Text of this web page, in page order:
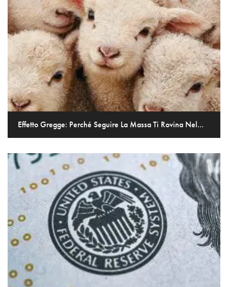
Effetto Gregge: Perché Seguire La Massa Ti Rovina Nel...